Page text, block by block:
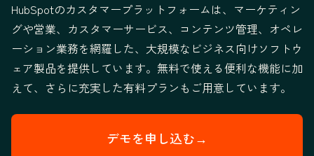
HubSpotのカスタマープラットフォームは、マーケティン
グや営業、カスタマーサービス、コンテンツ管理、オペレ
ーション業務を網羅した、大規模なビジネス向けソフトウ
ェア製品を提供しています。無料で使える便利な機能に加
えて、さらに充実した有料プランもご用意しています。
デモを申し込む→